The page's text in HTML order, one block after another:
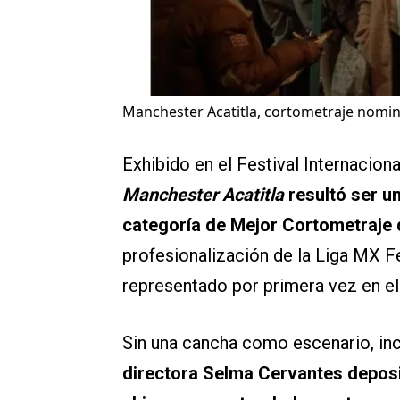
Manchester Acatitla, cortometraje
Exhibido en el Festival
Manchester Acatitla resultó ser
categoría de Mejor Cortometraje
profesionalización de la Liga MX
representado por primera vez en
Sin una cancha como escenario,
directora Selma Cervantes